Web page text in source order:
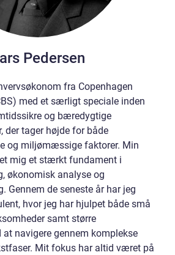
Pedersen
fra Copenhagen
med et særligt speciale inden
og bæredygtige
der tager højde for både
og miljømæssige faktorer. Min
mig et stærkt fundament i
økonomisk analyse og
Gennem de seneste år har jeg
hvor jeg har hjulpet både små
samt større
navigere gennem komplekse
Mit fokus har altid været på